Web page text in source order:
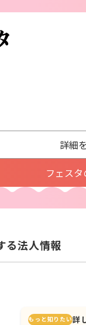
詳細
フェス
る法人情報
もっと知りたい詳